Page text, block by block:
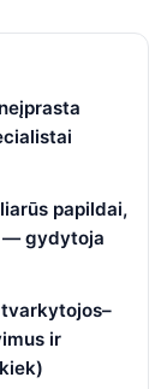
papildai,
— gydytoja
ir